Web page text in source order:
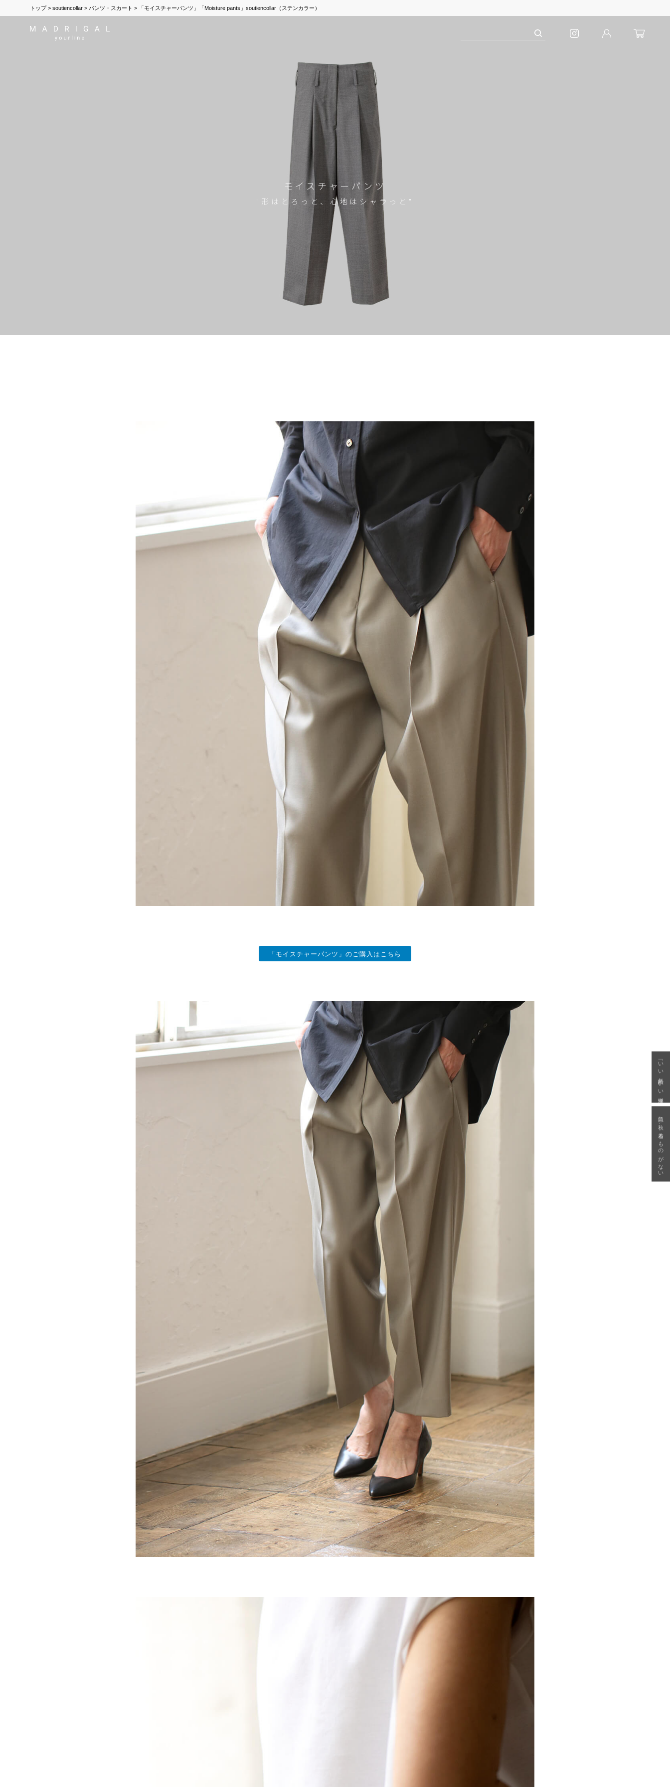
トップ soutiencollar パンツ・スカート 「モイスチャーパンツ」「Moisture pants」soutiencollar（ステンカラー）
モイスチャーパンツ
"形はとろっと、心地はシャラっと"
「モイスチャーパンツ」のご購入はこちら
「いい年齢 いい洋服」
急に秋、着るものがない